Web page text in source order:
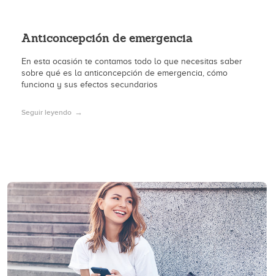
Anticoncepción de emergencia
En esta ocasión te contamos todo lo que necesitas saber
sobre qué es la anticoncepción de emergencia, cómo
funciona y sus efectos secundarios
Seguir leyendo